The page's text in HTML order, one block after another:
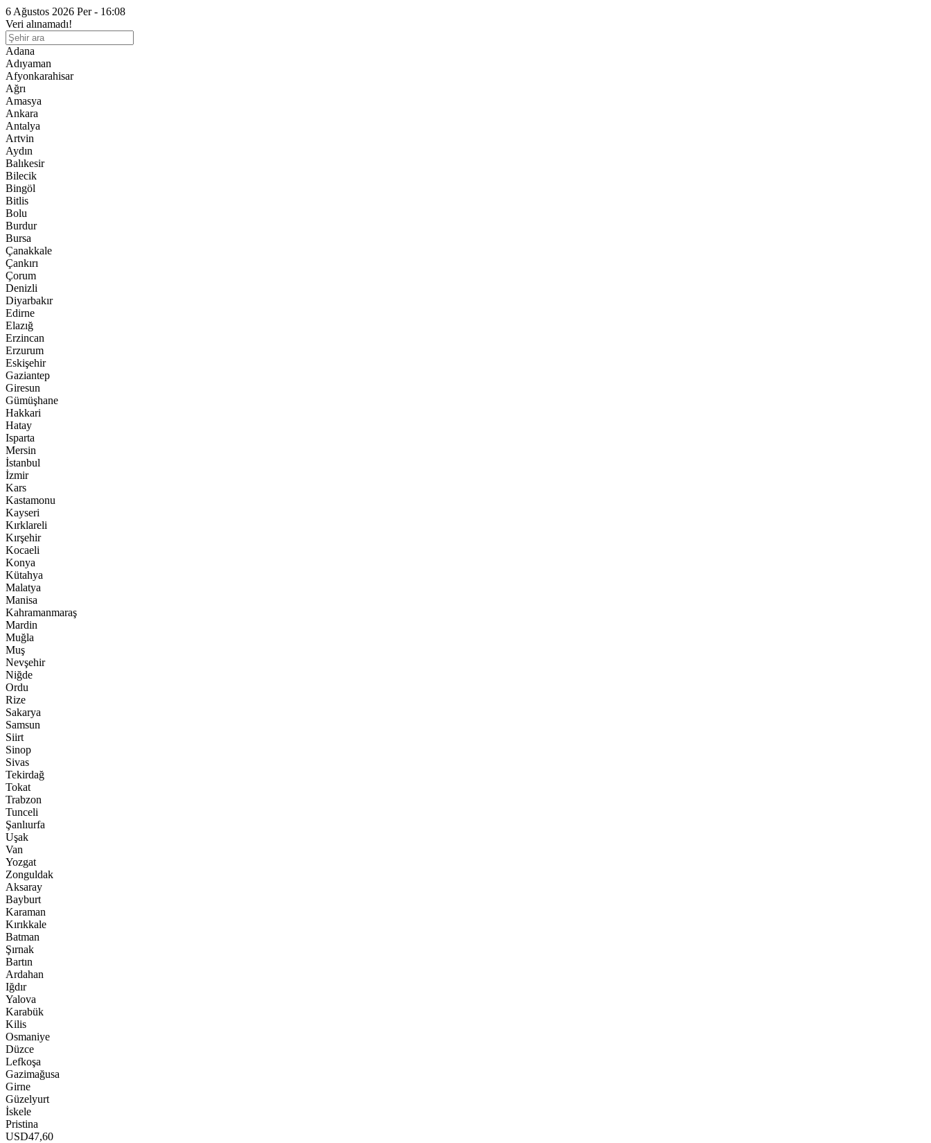
6 Ağustos 2026 Per - 16:08
Veri alınamadı!
Adana
Adıyaman
Afyonkarahisar
Ağrı
Amasya
Ankara
Antalya
Artvin
Aydın
Balıkesir
Bilecik
Bingöl
Bitlis
Bolu
Burdur
Bursa
Çanakkale
Çankırı
Çorum
Denizli
Diyarbakır
Edirne
Elazığ
Erzincan
Erzurum
Eskişehir
Gaziantep
Giresun
Gümüşhane
Hakkari
Hatay
Isparta
Mersin
İstanbul
İzmir
Kars
Kastamonu
Kayseri
Kırklareli
Kırşehir
Kocaeli
Konya
Kütahya
Malatya
Manisa
Kahramanmaraş
Mardin
Muğla
Muş
Nevşehir
Niğde
Ordu
Rize
Sakarya
Samsun
Siirt
Sinop
Sivas
Tekirdağ
Tokat
Trabzon
Tunceli
Şanlıurfa
Uşak
Van
Yozgat
Zonguldak
Aksaray
Bayburt
Karaman
Kırıkkale
Batman
Şırnak
Bartın
Ardahan
Iğdır
Yalova
Karabük
Kilis
Osmaniye
Düzce
Lefkoşa
Gazimağusa
Girne
Güzelyurt
İskele
Pristina
USD47,60